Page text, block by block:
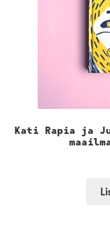
Kati Rapia ja